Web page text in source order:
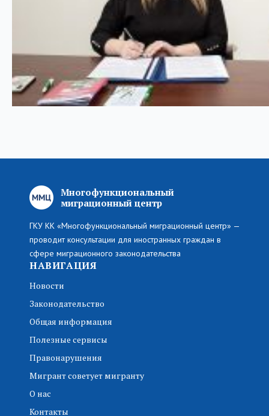
Многофункциональный
миграционный центр
ГКУ КК «Многофункциональный миграционный центр» —
проводит консультации для иностранных граждан в
сфере миграционного законодательства
НАВИГАЦИЯ
Новости
Законодательство
Общая информация
Полезные сервисы
Правонарушения
Мигрант советует мигранту
О нас
Контакты